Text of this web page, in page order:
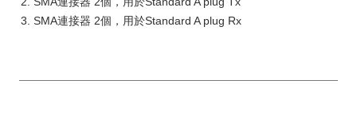
SMA連接器 2個，用於Standard A plug Rx